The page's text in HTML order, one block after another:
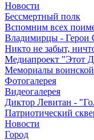
Новости
Бессмертный полк
Вспомним всех
Владимирцы - Герои
Никто не забыт,
Медиапроект "Этот
Мемориалы
Фотогалерея
Видеогалерея
Диктор Левитан -
Патриотический
Новости
Город